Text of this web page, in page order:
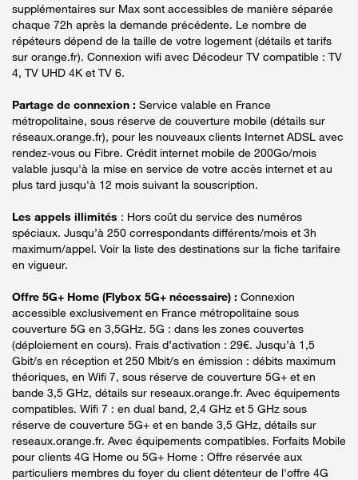
supplémentaires sur Max sont accessibles de manière séparée
chaque 72h après la demande précédente. Le nombre de
répéteurs dépend de la taille de votre logement (détails et tarifs
sur orange.fr). Connexion wifi avec Décodeur TV compatible : TV
4, TV UHD 4K et TV 6.
Partage de connexion : Service valable en France
métropolitaine, sous réserve de couverture mobile (détails sur
réseaux.orange.fr), pour les nouveaux clients Internet ADSL avec
rendez-vous ou Fibre. Crédit internet mobile de 200Go/mois
valable jusqu'à la mise en service de votre accès internet et au
plus tard jusqu'à 12 mois suivant la souscription.
Les appels illimités : Hors coût du service des numéros
spéciaux. Jusqu’à 250 correspondants différents/mois et 3h
maximum/appel. Voir la liste des destinations sur la fiche tarifaire
en vigueur.
Offre 5G+ Home (Flybox 5G+ nécessaire) : Connexion
accessible exclusivement en France métropolitaine sous
couverture 5G en 3,5GHz. 5G : dans les zones couvertes
(déploiement en cours). Frais d’activation : 29€. Jusqu’à 1,5
Gbit/s en réception et 250 Mbit/s en émission : débits maximum
théoriques, en Wifi 7, sous réserve de couverture 5G+ et en
bande 3,5 GHz, détails sur reseaux.orange.fr. Avec équipements
compatibles. Wifi 7 : en dual band, 2,4 GHz et 5 GHz sous
réserve de couverture 5G+ et en bande 3,5 GHz, détails sur
reseaux.orange.fr. Avec équipements compatibles. Forfaits Mobile
pour clients 4G Home ou 5G+ Home : Offre réservée aux
particuliers membres du foyer du client détenteur de l'offre 4G